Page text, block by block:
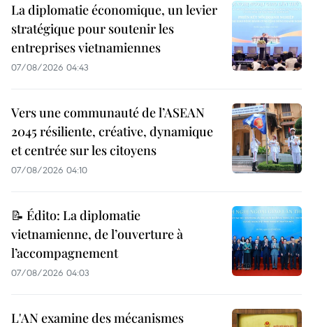
La diplomatie économique, un levier
stratégique pour soutenir les
entreprises vietnamiennes
07/08/2026 04:43
Vers une communauté de l’ASEAN
2045 résiliente, créative, dynamique
et centrée sur les citoyens
07/08/2026 04:10
📝 Édito: La diplomatie
vietnamienne, de l’ouverture à
l’accompagnement
07/08/2026 04:03
L'AN examine des mécanismes